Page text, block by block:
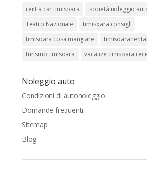
rent a car timisoara
società noleggio
Teatro Nazionale
timisoara consigli
timisoara cosa mangiare
timisoara
turismo timisoara
vacanze timisoara
Noleggio auto
Condizioni di autonoleggio
Domande frequenti
Sitemap
Blog